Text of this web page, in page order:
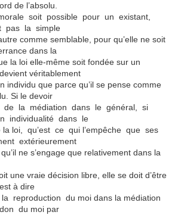
de l’absolu.
soit possible pour un existant,
pas la simple
comme semblable, pour qu’elle ne soit
dans la
la loi elle-même soit fondée sur un
véritablement
individu que parce qu’il se pense comme
Si le devoir
de la médiation dans le général, si
individualité dans le
loi, qu’est ce qui l’empêche que ses
extérieurement
ne s’engage que relativement dans la
une vraie décision libre, elle se doit d’être
à dire
la reproduction du moi dans la médiation
du moi par